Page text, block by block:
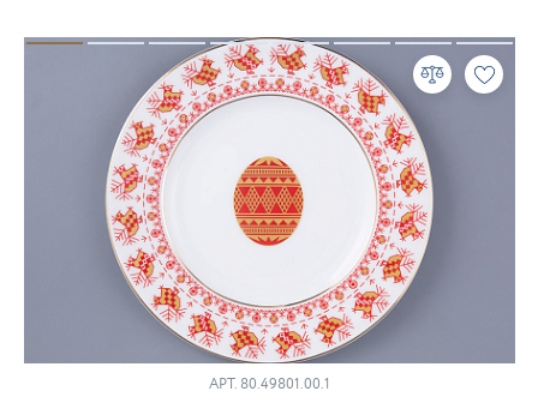
АРТ. 80.49801.00.1